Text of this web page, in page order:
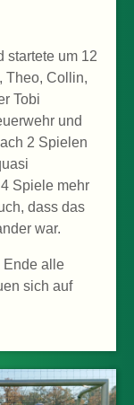
startete um 12
Theo, Collin,
Tobi
und
2 Spielen
Spiele mehr
dass das
war.
Ende alle
sich auf